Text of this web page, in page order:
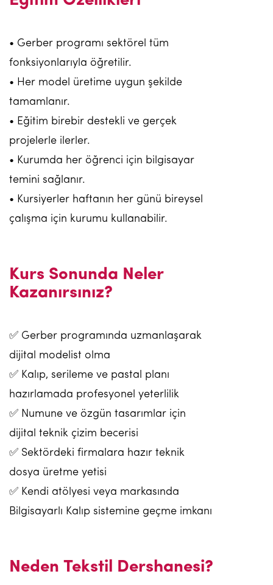
• Gerber programı sektörel tüm
fonksiyonlarıyla öğretilir.
• Her model üretime uygun şekilde
tamamlanır.
• Eğitim birebir destekli ve gerçek
projelerle ilerler.
• Kurumda her öğrenci için bilgisayar
temini sağlanır.
• Kursiyerler haftanın her günü bireysel
çalışma için kurumu kullanabilir.
Kurs Sonunda Neler
Kazanırsınız?
✅ Gerber programında uzmanlaşarak
dijital modelist olma
✅ Kalıp, serileme ve pastal planı
hazırlamada profesyonel yeterlilik
✅ Numune ve özgün tasarımlar için
dijital teknik çizim becerisi
✅ Sektördeki firmalara hazır teknik
dosya üretme yetisi
✅ Kendi atölyesi veya markasında
Bilgisayarlı Kalıp sistemine geçme imkanı
Neden Tekstil Dershanesi?